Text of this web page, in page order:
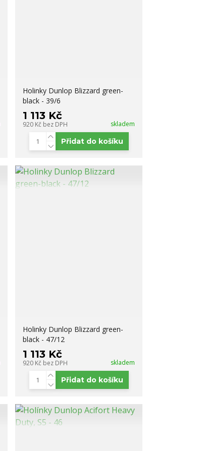
Holinky Dunlop Blizzard green-
black - 39/6
1 113 Kč
920 Kč bez DPH skladem
Přidat do košíku
Holinky Dunlop Blizzard green-
black - 47/12
1 113 Kč
920 Kč bez DPH skladem
Přidat do košíku